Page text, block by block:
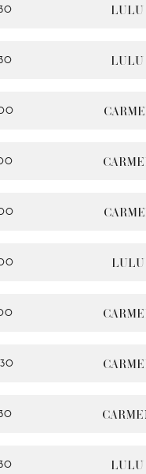
LULU
LULU
LULU
LULU